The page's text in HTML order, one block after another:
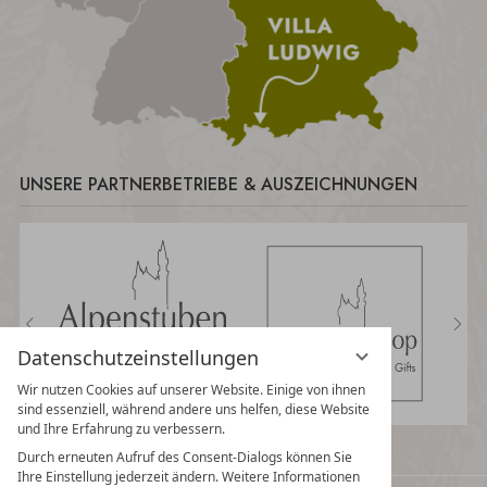
Datenschutzeinstellungen
Wir nutzen Cookies auf unserer Website. Einige von ihnen
sind essenziell, während andere uns helfen, diese Website
und Ihre Erfahrung zu verbessern.
Durch erneuten Aufruf des Consent-Dialogs können Sie
Ihre Einstellung jederzeit ändern. Weitere Informationen
UNSERE PARTNERBETRIEBE & AUSZEICHNUNGEN